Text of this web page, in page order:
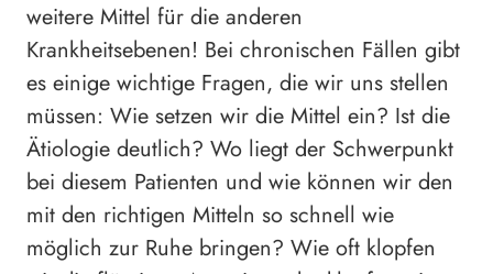
weitere Mittel für die anderen
Krankheitsebenen! Bei chronischen Fällen gibt
es einige wichtige Fragen, die wir uns stellen
müssen: Wie setzen wir die Mittel ein? Ist die
Ätiologie deutlich? Wo liegt der Schwerpunkt
bei diesem Patienten und wie können wir den
mit den richtigen Mitteln so schnell wie
möglich zur Ruhe bringen? Wie oft klopfen